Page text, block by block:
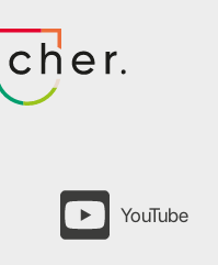
YouTube